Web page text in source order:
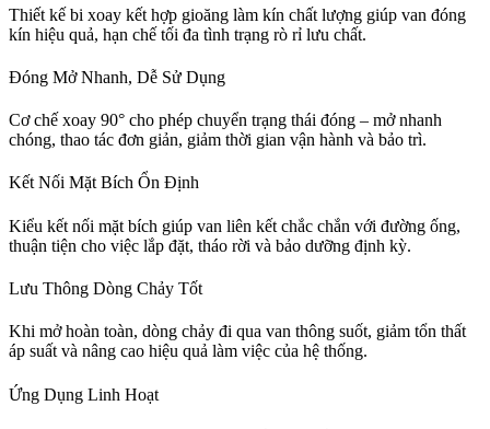
Thiết kế bi xoay kết hợp gioăng làm kín chất lượng giúp van đóng
kín hiệu quả, hạn chế tối đa tình trạng rò rỉ lưu chất.
Đóng Mở Nhanh, Dễ Sử Dụng
Cơ chế xoay 90° cho phép chuyển trạng thái đóng – mở nhanh
chóng, thao tác đơn giản, giảm thời gian vận hành và bảo trì.
Kết Nối Mặt Bích Ổn Định
Kiểu kết nối mặt bích giúp van liên kết chắc chắn với đường ống,
thuận tiện cho việc lắp đặt, tháo rời và bảo dưỡng định kỳ.
Lưu Thông Dòng Chảy Tốt
Khi mở hoàn toàn, dòng chảy đi qua van thông suốt, giảm tổn thất
áp suất và nâng cao hiệu quả làm việc của hệ thống.
Ứng Dụng Linh Hoạt